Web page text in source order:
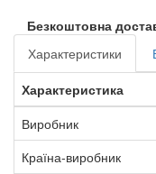
Безкоштовна
Характеристики
Характеристика
Виробник
Країна-виробник